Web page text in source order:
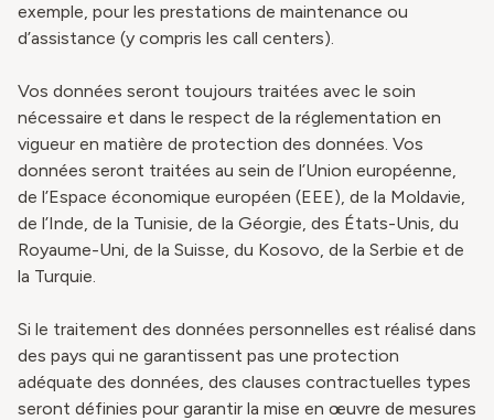
exemple, pour les prestations de maintenance ou
d’assistance (y compris les call centers).
Vos données seront toujours traitées avec le soin
nécessaire et dans le respect de la réglementation en
vigueur en matière de protection des données. Vos
données seront traitées au sein de l’Union européenne,
de l’Espace économique européen (EEE), de la Moldavie,
de l’Inde, de la Tunisie, de la Géorgie, des États-Unis, du
Royaume-Uni, de la Suisse, du Kosovo, de la Serbie et de
la Turquie.
Si le traitement des données personnelles est réalisé dans
des pays qui ne garantissent pas une protection
adéquate des données, des clauses contractuelles types
seront définies pour garantir la mise en œuvre de mesures